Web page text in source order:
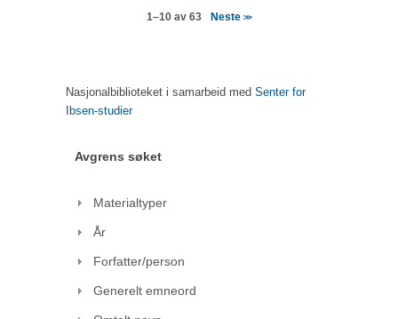
1–10 av 63 Neste>>
Nasjonalbiblioteket i samarbeid med Senter for
Ibsen-studier
Avgrens søket
Materialtyper
År
Forfatter/person
Generelt emneord